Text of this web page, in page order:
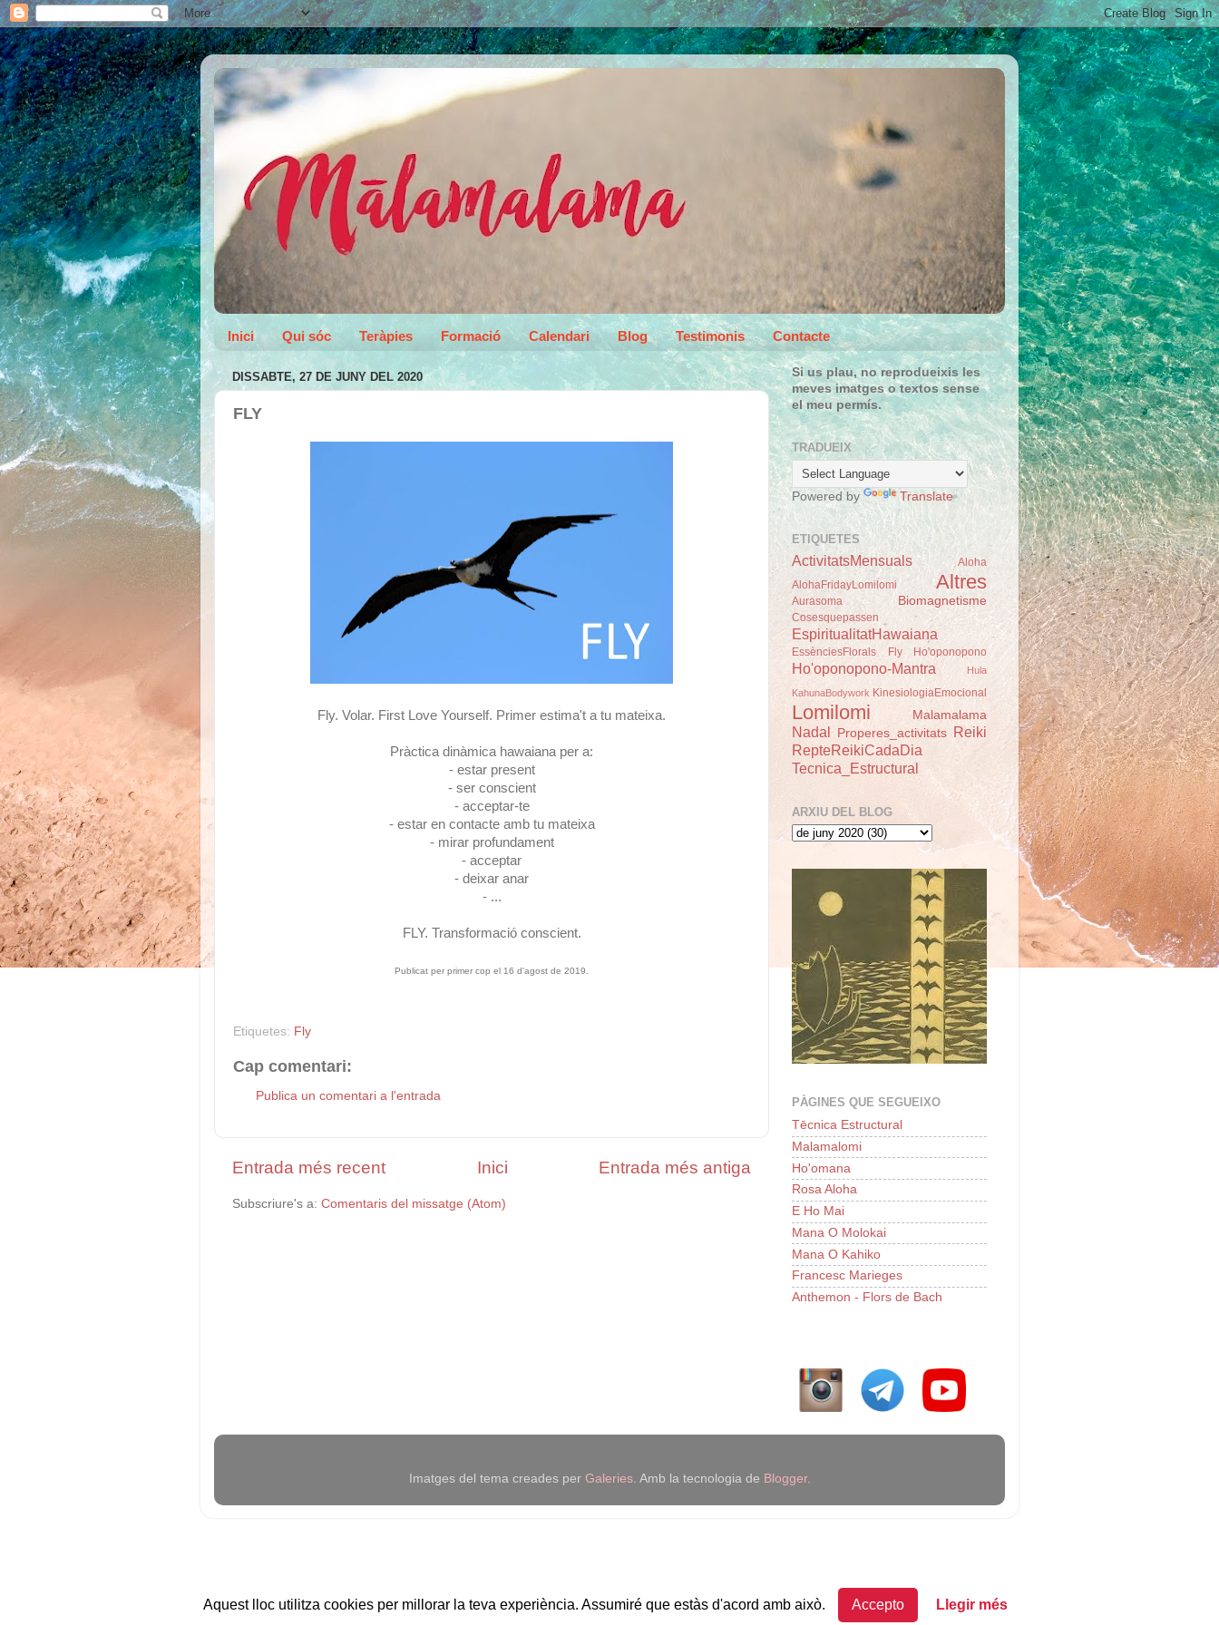
Aquest lloc utilitza cookies per millorar la teva experiència. Assumiré que estàs d'acord amb això. Accepto Llegir més
Inici Qui sóc Teràpies Formació Calendari Blog Testimonis Contacte
DISSABTE, 27 DE JUNY DEL 2020
FLY
Fly. Volar. First Love Yourself. Primer estima't a tu mateixa.
Pràctica dinàmica hawaiana per a:
- estar present
- ser conscient
- acceptar-te
- estar en contacte amb tu mateixa
- mirar profundament
- acceptar
- deixar anar
- ...
FLY. Transformació conscient.
Publicat per primer cop el 16 d'agost de 2019.
Etiquetes: Fly
Cap comentari:
Publica un comentari a l'entrada
Entrada més recent Entrada més antiga
Inici
Subscriure's a: Comentaris del missatge (Atom)
Si us plau, no reprodueixis les
meves imatges o textos sense
el meu permís.
TRADUEIX
Powered by Translate
ETIQUETES
ActivitatsMensuals
Aloha
AlohaFridayLomilomi
Altres
Aurasoma Biomagnetisme
Cosesquepassen
EspiritualitatHawaiana
EssènciesFlorals Fly Ho'oponopono
Ho'oponopono-Mantra Hula
KahunaBodywork KinesiologiaEmocional
Lomilomi Malamalama
Nadal Properes_activitats Reiki
RepteReikiCadaDia
Tecnica_Estructural
ARXIU DEL BLOG
PÀGINES QUE SEGUEIXO
Tēcnica Estructural
Malamalomi
Ho'omana
Rosa Aloha
E Ho Mai
Mana O Molokai
Mana O Kahiko
Francesc Marieges
Anthemon - Flors de Bach
Imatges del tema creades per Galeries. Amb la tecnologia de Blogger.